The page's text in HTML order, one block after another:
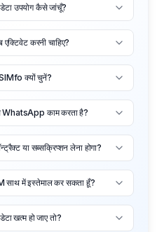
उपयोग कैसे जांचूँ?
करनी चाहिए?
क्यों चुनें?
काम करता है?
या सब्सक्रिप्शन लेना होगा?
साथ में इस्तेमाल कर सकता हूँ?
खत्म हो जाए तो?